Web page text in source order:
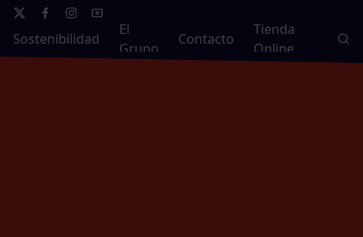
Sostenibilidad
El
Grupo
Contacto
Tienda
Online